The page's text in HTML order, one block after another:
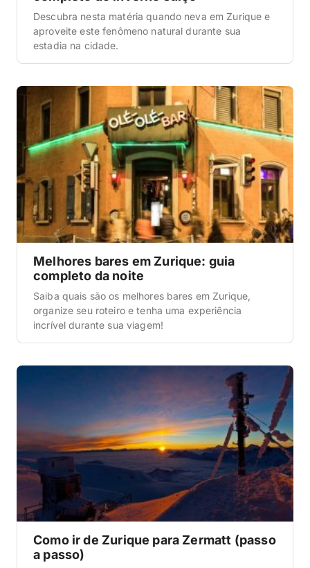
Descubra nesta matéria quando neva em Zurique e
aproveite este fenômeno natural durante sua
estadia na cidade.
Melhores bares em Zurique: guia
completo da noite
Saiba quais são os melhores bares em Zurique,
organize seu roteiro e tenha uma experiência
incrível durante sua viagem!
Como ir de Zurique para Zermatt (passo
a passo)